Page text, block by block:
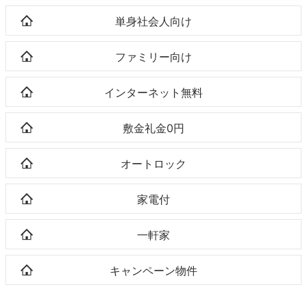
単身社会人向け
ファミリー向け
インターネット無料
敷金礼金0円
オートロック
家電付
一軒家
キャンペーン物件